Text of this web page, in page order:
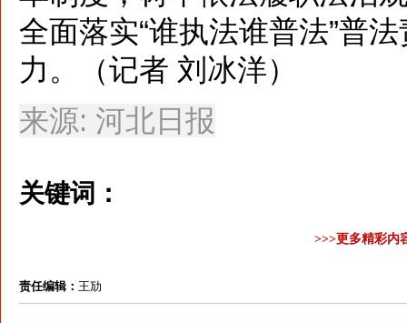
全面落实“谁执法谁普法”普
力。（记者 刘冰洋）
来源: 河北日报
关键词：
>>>更多精彩内
责任编辑： 王劢